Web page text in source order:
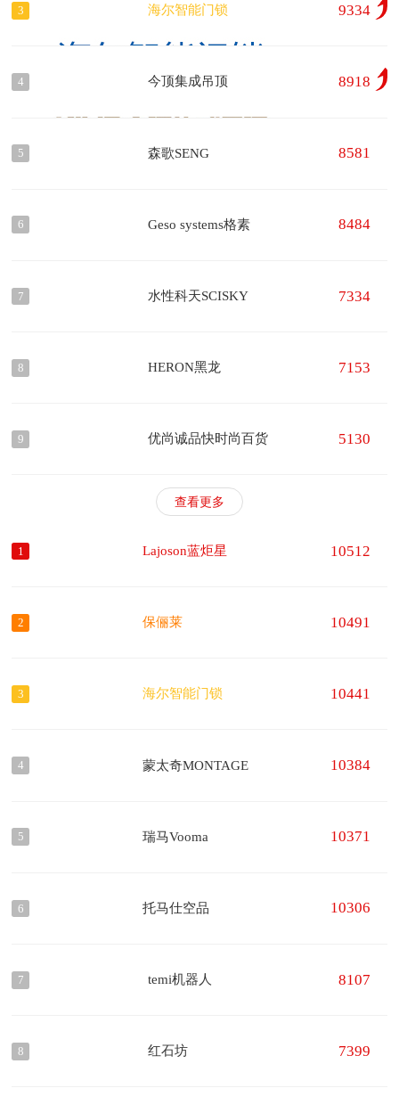
3 海尔智能门锁 9334
4 今顶集成吊顶 8918
5 森歌SENG 8581
6 Geso systems格素 8484
7 水性科天SCISKY 7334
8 HERON黑龙 7153
9 优尚诚品快时尚百货 5130
查看更多
1 Lajoson蓝炬星 10512
2 保俪莱 10491
3 海尔智能门锁 10441
4 蒙太奇MONTAGE 10384
5 瑞马Vooma 10371
6 托马仕空品 10306
7 temi机器人 8107
8 红石坊 7399